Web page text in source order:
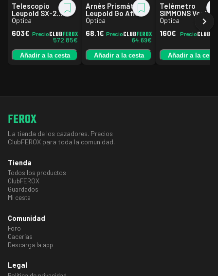
Telescopio
Leupold SX-2
Alpine HD 45º
Óptica
603€ PrecioCLUBFEROX
572.85€
Añadir a la cesta
Arnés Prismáticos
Leupold Go Afield
Óptica
68.1€ PrecioCLUBFEROX
64.69€
Añadir a la cesta
Telémetro
SIMMONS
TILT
Óptica
160€ PrecioCLUB
Añadir a la cesta
FEROX
La tienda de los cazadores. Precios
ClubFEROX para toda la comunidad.
Tienda
Todos los productos
ClubFEROX
Guardados
Mi cesta
Comunidad
Foro
Cacerías
Descarga la app
Legal